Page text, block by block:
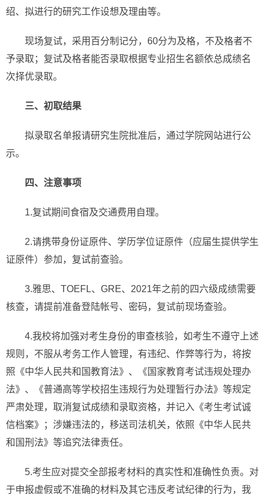
绍、拟进行的研究工作设想及理由等。
现场复试，采用百分制记分，60分为及格，不及格者不
予录取；复试及格者能否录取根据专业招生名额依总成绩名
次择优录取。
三、初取结果
拟录取名单报请研究生院批准后，通过学院网站进行公
示。
四、注意事项
1.复试期间食宿及交通费用自理。
2.请携带身份证原件、学历学位证原件（应届生提供学生
证原件）参加，复试前查验。
3.雅思、TOEFL、GRE、2021年之前的四六级成绩需要
核查，请提前准备登陆帐号、密码，复试前现场查验。
4.我校将加强对考生身份的审查核验，如考生不遵守上述
规则，不服从考务工作人管理，有违纪、作弊等行为，将按
照《中华人民共和国教育法》、《国家教育考试违规处理办
法》、《普通高等学校招生违规行为处理暂行办法》等规定
严肃处理，取消复试成绩和录取资格，并记入《考生考试诚
信档案》；涉嫌违法的，移送司法机关，依照《中华人民共
和国刑法》等追究法律责任。
5.考生应对提交全部报考材料的真实性和准确性负责。对
于申报虚假或不准确的材料及其它违反考试纪律的行为，我